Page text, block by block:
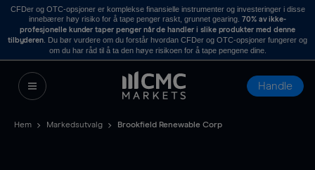
CFDer og OTC-opsjoner er komplekse finansielle instrumenter og investeringer i disse
innebærer høy risiko for å tape penger raskt, grunnet gearing. 70% av ikke-
profesjonelle kunder taper penger når de handler i slike produkter med denne
tilbyderen . Du bør vurdere om du forstår hvordan CFDer og OTC-opsjoner fungerer og
om du har råd til å ta den høye risikoen for å tape pengene dine.
Handle
Hem Markedsutvalg Brookfield Renewable Corp